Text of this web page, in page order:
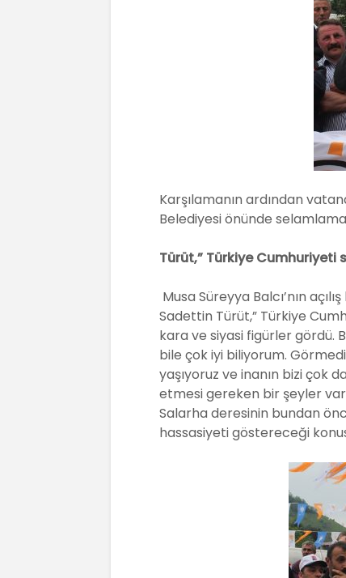
Karşılamanın ardından
Belediyesi önünde
Türüt,” Türkiye Cumhuriyeti
Musa Süreyya Balcı’nın
Sadettin Türüt,” Türkiye
kara ve siyasi figürler gördü.
bile çok iyi biliyorum.
yaşıyoruz ve inanın bizi çok
etmesi gereken bir şeyler
Salarha deresinin bundan
hassasiyeti göstereceği